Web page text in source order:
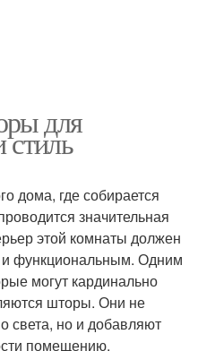
для
стиль
дома, где собирается
значительная
этой комнаты должен
и функциональным. Одним
могут кардинально
шторы. Они не
света, но и добавляют
помещению.